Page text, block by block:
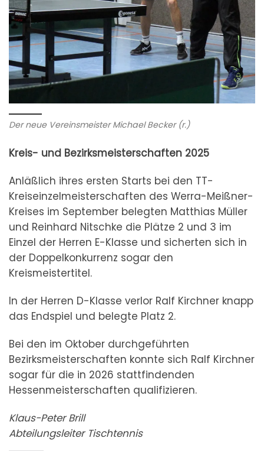
Der neue Vereinsmeister Michael Becker (r.)
Kreis- und Bezirksmeisterschaften 2025
Anläßlich ihres ersten Starts bei den TT-
Kreiseinzelmeisterschaften des Werra-Meißner-
Kreises im September belegten Matthias Müller
und Reinhard Nitschke die Plätze 2 und 3 im
Einzel der Herren E-Klasse und sicherten sich in
der Doppelkonkurrenz sogar den
Kreismeistertitel.
In der Herren D-Klasse verlor Ralf Kirchner knapp
das Endspiel und belegte Platz 2.
Bei den im Oktober durchgeführten
Bezirksmeisterschaften konnte sich Ralf Kirchner
sogar für die in 2026 stattfindenden
Hessenmeisterschaften qualifizieren.
Klaus-Peter Brill
Abteilungsleiter Tischtennis